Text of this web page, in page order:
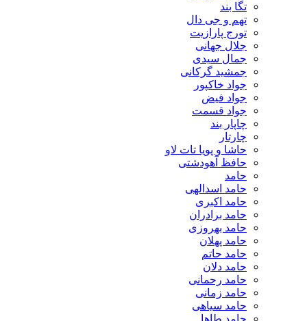
تهم و جی دال
تورج پارازیت
جلال جهانی
جمال سیدی
جمشید گرکانی
جواد خاکپور
جواد فیض
جواد قسمت
چاپار بند
حاشا و پویا تات لاو
حافظ آهودشتی
حامد اسدالهی
حامد اکبری
حامد برادران
حامد بهروزی
حامد پهلان
حامد حاتم
حامد دلان
حامد رحمانی
حامد زمانی
حامد سیاهی
حامد طاها